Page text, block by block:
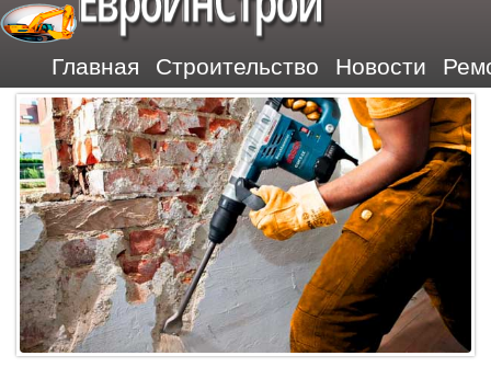
Главная Строительство Новости